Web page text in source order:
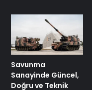
Savunma
Sanayinde Güncel,
Doğru ve Teknik